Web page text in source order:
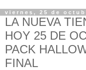
viernes, 25 de
LA NUEVA
HOY 25 DE
PACK
FINAL